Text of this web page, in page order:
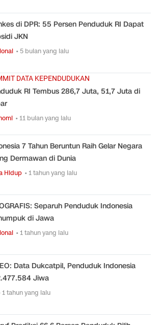
di DPR: 55 Persen Penduduk RI Dapat
JKN
• 5 bulan yang lalu
DATA KEPENDUDUKAN
RI Tembus 286,7 Juta, 51,7 Juta di
• 11 bulan yang lalu
7 Tahun Beruntun Raih Gelar Negara
Dermawan di Dunia
Hidup • 1 tahun yang lalu
Separuh Penduduk Indonesia
di Jawa
• 1 tahun yang lalu
Data Dukcatpil, Penduduk Indonesia
Jiwa
1 tahun yang lalu